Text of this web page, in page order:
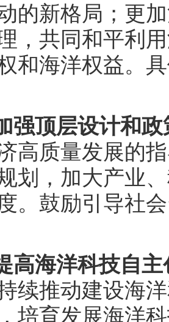
的新格局；更
，共同和平利
和海洋权益。
强顶层设计和
高质量发展的
划，加大产业
。鼓励引导社
高海洋科技自
续推动建设海
培育发展海洋